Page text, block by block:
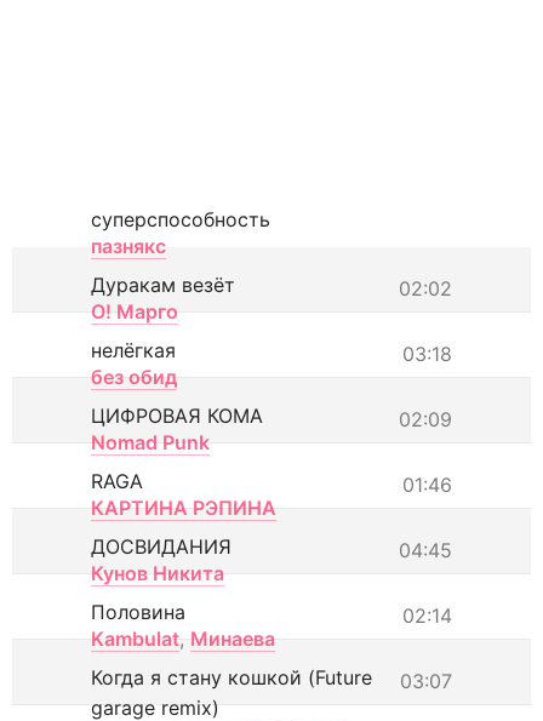
суперспособность
пазнякс
02:02
Дуракам везёт
О! Марго
03:18
нелёгкая
без обид
02:09
ЦИФРОВАЯ КОМА
Nomad Punk
01:46
RAGA
КАРТИНА РЭПИНА
04:45
ДОСВИДАНИЯ
Кунов Никита
02:14
Половина
Kambulat, Минаева
03:07
Когда я стану кошкой (Future
garage remix)